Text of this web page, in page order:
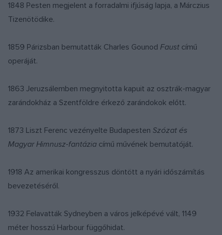
1848 Pesten megjelent a forradalmi ifjúság lapja, a Márczius
Tizenötödike.
1859 Párizsban bemutatták Charles Gounod Faust című
operáját.
1863 Jeruzsálemben megnyitotta kapuit az osztrák-magyar
zarándokház a Szentföldre érkező zarándokok előtt.
1873 Liszt Ferenc vezényelte Budapesten Szózat és
Magyar Himnusz-fantázia című művének bemutatóját.
1918 Az amerikai kongresszus döntött a nyári időszámítás
bevezetéséről.
1932 Felavatták Sydneyben a város jelképévé vált, 1149
méter hosszú Harbour függőhidat.